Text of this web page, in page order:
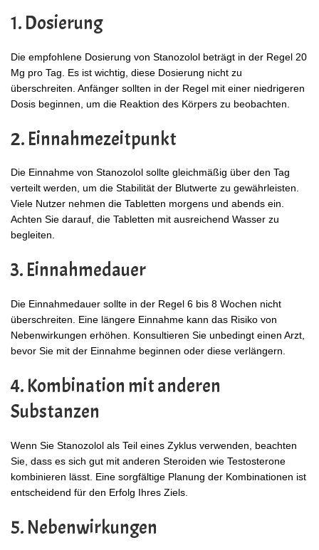
1. Dosierung
Die empfohlene Dosierung von Stanozolol beträgt in der Regel 20
Mg pro Tag. Es ist wichtig, diese Dosierung nicht zu
überschreiten. Anfänger sollten in der Regel mit einer niedrigeren
Dosis beginnen, um die Reaktion des Körpers zu beobachten.
2. Einnahmezeitpunkt
Die Einnahme von Stanozolol sollte gleichmäßig über den Tag
verteilt werden, um die Stabilität der Blutwerte zu gewährleisten.
Viele Nutzer nehmen die Tabletten morgens und abends ein.
Achten Sie darauf, die Tabletten mit ausreichend Wasser zu
begleiten.
3. Einnahmedauer
Die Einnahmedauer sollte in der Regel 6 bis 8 Wochen nicht
überschreiten. Eine längere Einnahme kann das Risiko von
Nebenwirkungen erhöhen. Konsultieren Sie unbedingt einen Arzt,
bevor Sie mit der Einnahme beginnen oder diese verlängern.
4. Kombination mit anderen
Substanzen
Wenn Sie Stanozolol als Teil eines Zyklus verwenden, beachten
Sie, dass es sich gut mit anderen Steroiden wie Testosterone
kombinieren lässt. Eine sorgfältige Planung der Kombinationen ist
entscheidend für den Erfolg Ihres Ziels.
5. Nebenwirkungen